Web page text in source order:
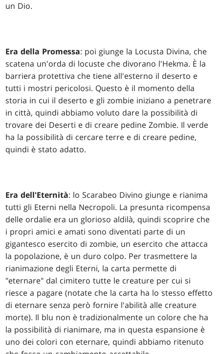
un Dio.
Era della Promessa: poi giunge la Locusta Divina, che
scatena un'orda di locuste che divorano l'Hekma. È la
barriera protettiva che tiene all'esterno il deserto e
tutti i mostri pericolosi. Questo è il momento della
storia in cui il deserto e gli zombie iniziano a penetrare
in città, quindi abbiamo voluto dare la possibilità di
trovare dei Deserti e di creare pedine Zombie. Il verde
ha la possibilità di cercare terre e di creare pedine,
quindi è stato adatto.
Era dell'Eternità: lo Scarabeo Divino giunge e rianima
tutti gli Eterni nella Necropoli. La presunta ricompensa
delle ordalie era un glorioso aldilà, quindi scoprire che
i propri amici e amati sono diventati parte di un
gigantesco esercito di zombie, un esercito che attacca
la popolazione, è un duro colpo. Per trasmettere la
rianimazione degli Eterni, la carta permette di
"eternare" dal cimitero tutte le creature per cui si
riesce a pagare (notate che la carta ha lo stesso effetto
di eternare senza però fornire l'abilità alle creature
morte). Il blu non è tradizionalmente un colore che ha
la possibilità di rianimare, ma in questa espansione è
uno dei colori con eternare, quindi abbiamo ritenuto